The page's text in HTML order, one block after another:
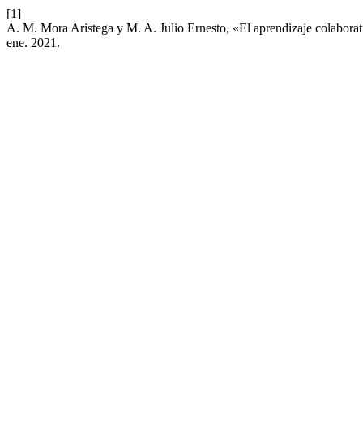
[1]
A. M. Mora Aristega y M. A. Julio Ernesto, «El aprendizaje
ene. 2021.